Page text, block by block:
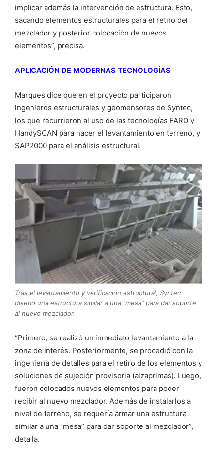
implicar además la intervención de estructura. Esto,
sacando elementos estructurales para el retiro del
mezclador y posterior colocación de nuevos
elementos”, precisa.
APLICACIÓN DE MODERNAS TECNOLOGÍAS
Marques dice que en el proyecto participaron
ingenieros estructurales y geomensores de Syntec,
los que recurrieron al uso de las tecnologías FARO y
HandySCAN para hacer el levantamiento en terreno, y
SAP2000 para el análisis estructural.
Tras el levantamiento y verificación estructural, Syntec
diseñó una estructura similar a una “mesa” para dar soporte
al nuevo mezclador.
“Primero, se realizó un inmediato levantamiento a la
zona de interés. Posteriormente, se procedió con la
ingeniería de detalles para el retiro de los elementos y
soluciones de sujeción provisoria (alzaprimas). Luego,
fueron colocados nuevos elementos para poder
recibir al nuevo mezclador. Además de instalarlos a
nivel de terreno, se requería armar una estructura
similar a una “mesa” para dar soporte al mezclador”,
detalla.